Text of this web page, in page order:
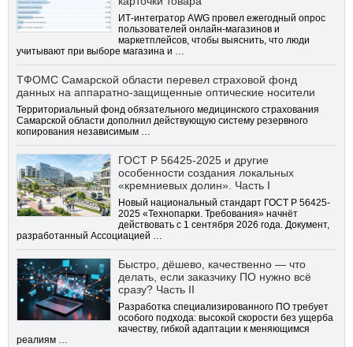
ИТ-интегратор AWG провел ежегодный опрос
пользователей онлайн-магазинов и
маркетплейсов, чтобы выяснить, что люди
учитывают при выборе магазина и …
ТФОМС Самарской области перевел страховой фонд
данных на аппаратно-защищенные оптические носители
Территориальный фонд обязательного медицинского страхования
Самарской области дополнил действующую систему резервного
копирования независимым …
ГОСТ Р 56425-2025 и другие
особенности создания локальных
«кремниевых долин». Часть I
Новый национальный стандарт ГОСТ Р 56425-
2025 «Технопарки. Требования» начнёт
действовать с 1 сентября 2026 года. Документ,
разработанный Ассоциацией …
Быстро, дёшево, качественно — что
делать, если заказчику ПО нужно всё
сразу? Часть II
Разработка специализированного ПО требует
особого подхода: высокой скорости без ущерба
качеству, гибкой адаптации к меняющимся
реалиям …